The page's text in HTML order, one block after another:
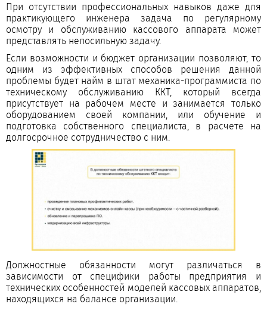
При отсутствии профессиональных навыков даже для
практикующего инженера задача по регулярному
осмотру и обслуживанию кассового аппарата может
представлять непосильную задачу.
Если возможности и бюджет организации позволяют, то
одним из эффективных способов решения данной
проблемы будет найм в штат механика-программиста по
техническому обслуживанию ККТ, который всегда
присутствует на рабочем месте и занимается только
оборудованием своей компании, или обучение и
подготовка собственного специалиста, в расчете на
долгосрочное сотрудничество с ним.
Должностные обязанности могут различаться в
зависимости от специфики работы предприятия и
технических особенностей моделей кассовых аппаратов,
находящихся на балансе организации.